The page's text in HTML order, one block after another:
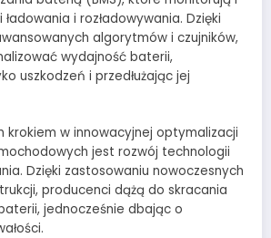
i rozładowywania. Dzięki
algorytmów i czujników,
wydajność baterii,
uszkodzeń i przedłużając jej
krokiem w innowacyjnej optymalizacji
jest rozwój technologii
Dzięki zastosowaniu nowoczesnych
producenci dążą do skracania
jednocześnie dbając o